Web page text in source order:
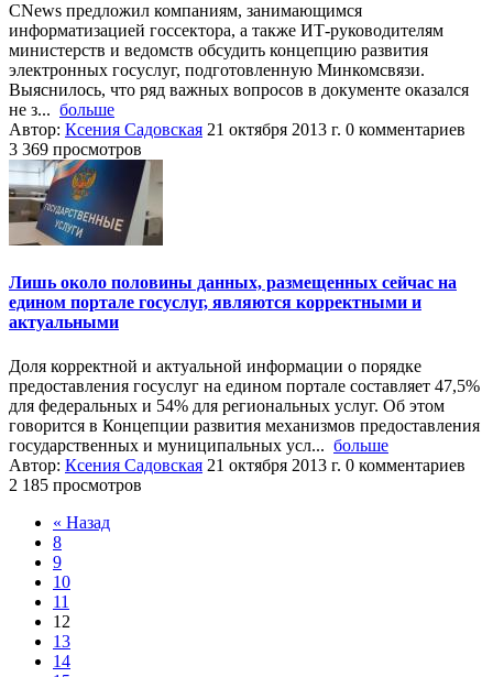
CNews предложил компаниям, занимающимся
информатизацией госсектора, а также ИТ-руководителям
министерств и ведомств обсудить концепцию развития
электронных госуслуг, подготовленную Минкомсвязи.
Выяснилось, что ряд важных вопросов в документе оказался
не з... больше
Автор: Ксения Садовская 21 октября 2013 г. 0 комментариев
3 369 просмотров
Лишь около половины данных, размещенных сейчас на
едином портале госуслуг, являются корректными и
актуальными
Доля корректной и актуальной информации о порядке
предоставления госуслуг на едином портале составляет 47,5%
для федеральных и 54% для региональных услуг. Об этом
говорится в Концепции развития механизмов предоставления
государственных и муниципальных усл... больше
Автор: Ксения Садовская 21 октября 2013 г. 0 комментариев
2 185 просмотров
« Назад
8
9
10
11
12
13
14